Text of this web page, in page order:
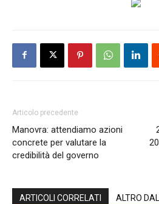
Articolo precedente
Manovra: attendiamo azioni
concrete per valutare la
credibilità del governo
ARTICOLI CORRELATI ALTRO